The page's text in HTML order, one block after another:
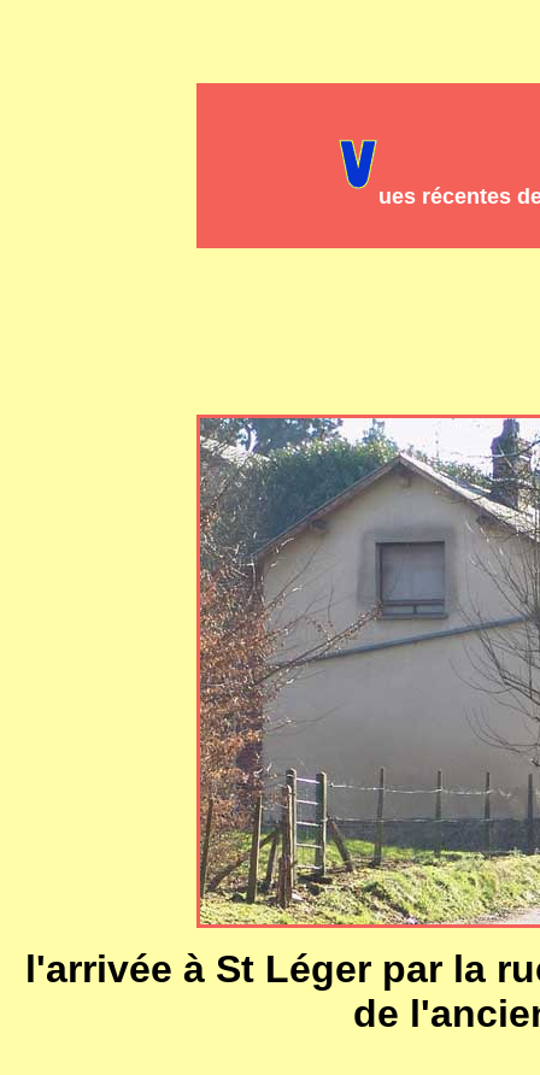
ues récentes
l'arrivée à St Léger par la
de